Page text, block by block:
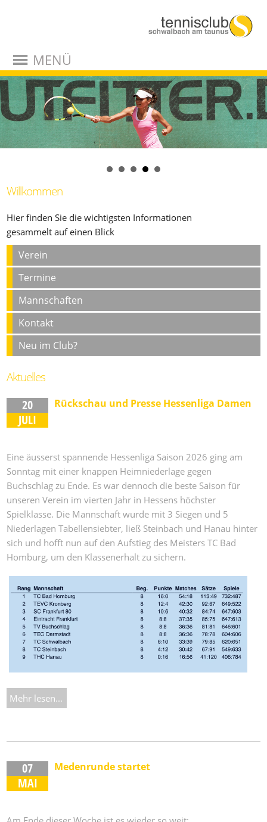
MENÜ
Willkommen
Hier finden Sie die wichtigsten Informationen
gesammelt auf einen Blick
Verein
Termine
Mannschaften
Kontakt
Neu im Club?
Aktuelles
20
JULI
Rückschau und Presse Hessenliga Damen
Eine äusserst spannende Hessenliga Saison 2026 ging am
Sonntag mit einer knappen Heimniederlage gegen
Buchschlag zu Ende. Es war dennoch die beste Saison für
unseren Verein im vierten Jahr in Hessens höchster
Spielklasse. Die Mannschaft wurde mit 3 Siegen und 5
Niederlagen Tabellensiebter, ließ Steinbach und Hanau hinter
sich und hofft nun auf den Aufstieg des Meisters TC Bad
Homburg, um den Klassenerhalt zu sichern.
Mehr lesen...
07
MAI
Medenrunde startet